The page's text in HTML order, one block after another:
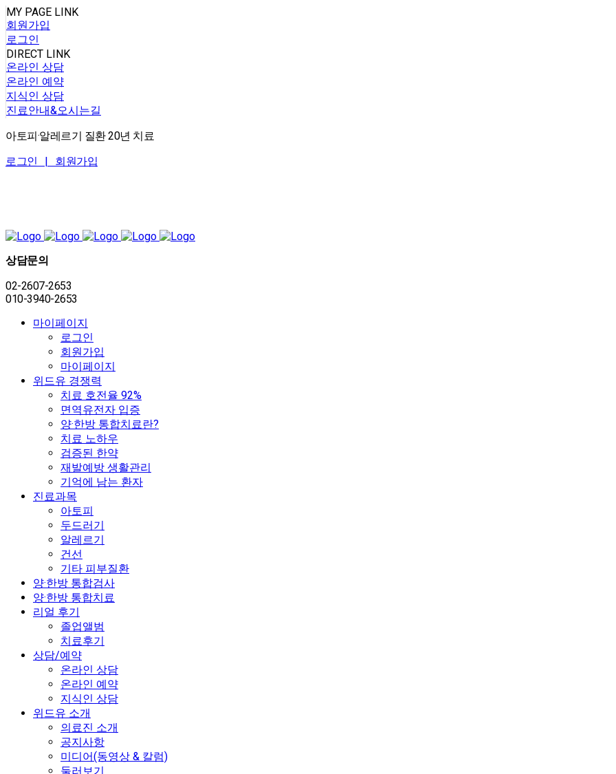
MY PAGE LINK
회원가입
로그인
DIRECT LINK
온라인 상담
온라인 예약
지식인 상담
진료안내&오시는길
아토피·알레르기 질환 20년 치료
로그인 | 회원가입
상담문의
02-2607-2653
010-3940-2653
마이페이지
로그인
회원가입
마이페이지
위드유 경쟁력
치료 호전율 92%
면역유전자 입증
양·한방 통합치료란?
치료 노하우
검증된 한약
재발예방 생활관리
기억에 남는 환자
진료과목
아토피
두드러기
알레르기
건선
기타 피부질환
양·한방 통합검사
양·한방 통합치료
리얼 후기
졸업앨범
치료후기
상담/예약
온라인 상담
온라인 예약
지식인 상담
위드유 소개
의료진 소개
공지사항
미디어(동영상 & 칼럼)
둘러보기